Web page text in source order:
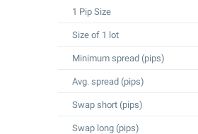
1 Pip Size
Size of 1 lot
Minimum spread (pips)
Avg. spread (pips)
Swap short (pips)
Swap long (pips)